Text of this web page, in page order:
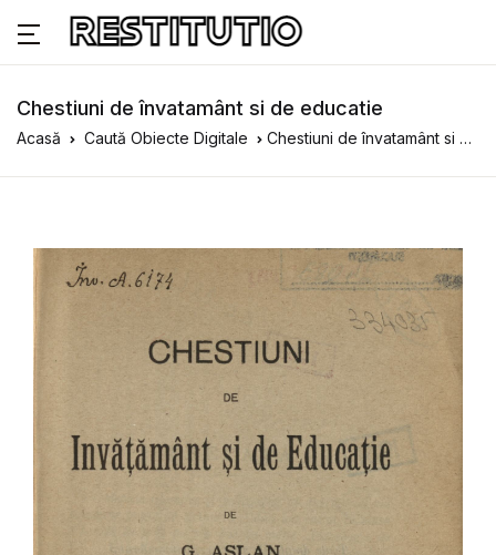
Chestiuni de învatamânt si de educatie
Acasă Caută Obiecte Digitale Chestiuni de învatamânt si de educatie